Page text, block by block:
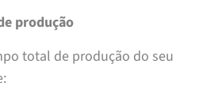
produção
total de produção do seu